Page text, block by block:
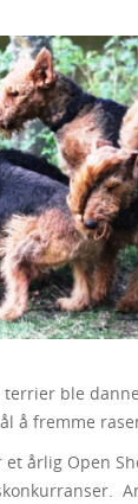
ble
å fremme
årlig Open